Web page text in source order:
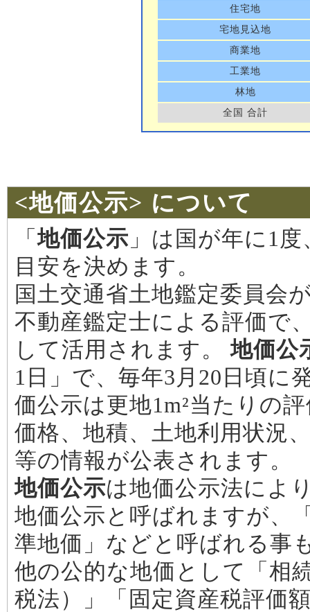
住宅地
宅地見込地
商業地
工業地
林地
全国 合計
<地価公示> について
「地価公示 」は国が年に1
目安を決めます。
国土交通省土地鑑定委員会
不動産鑑定士による評価で
して活用されます。地価公
1日」で、毎年3月20日頃に
価公示は更地1m²当たりの
価格、地積、土地利用状況
等の情報が公表されます。
地価公示は地価公示法によ
地価公示と呼ばれますが、
準地価」などと呼ばれる事
他の公的な地価として「相
税法）」「固定資産税評価